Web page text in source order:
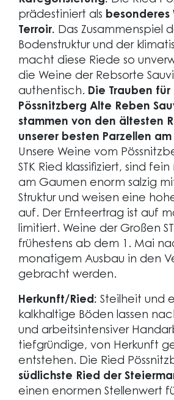
prädestiniert als besonderes
Terroir. Das Zusammenspiel
Bodenstruktur und der
macht diese Riede so
die Weine der Rebsorte
authentisch. Die Trauben für
Pössnitzberg Alte Reben
stammen von den ältesten
unserer besten Parzellen am
Unsere Weine vom
STK Ried klassifiziert, sind
am Gaumen enorm salzig
Struktur und weisen eine
auf. Der Ernteertrag ist auf
limitiert. Weine der Großen
frühestens ab dem 1. Mai
monatigem Ausbau in den
gebracht werden.
Herkunft/Ried: Steilheit und
kalkhaltige Böden lassen
und arbeitsintensiver
tiefgründige, von Herkunft
entstehen. Die Ried
südlichste Ried der
einen enormen Stellenwert